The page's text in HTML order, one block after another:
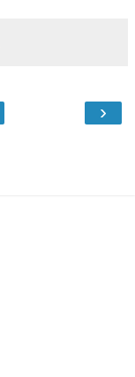
›